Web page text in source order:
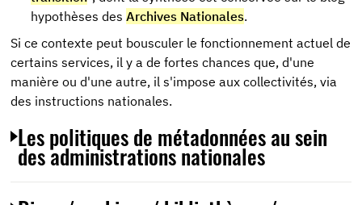
hypothèses desArchives Nationales.
Si ce contexte peut bousculer le fonctionnement actuel de
certains services, il y a de fortes chances que, d'une
manière ou d'une autre, il s'impose aux collectivités, via
des instructions nationales.
Les politiques de métadonnées au sein
des administrations nationales